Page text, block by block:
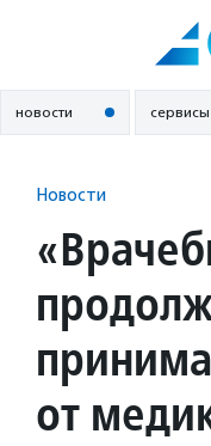
новости сервисы
Новости
от